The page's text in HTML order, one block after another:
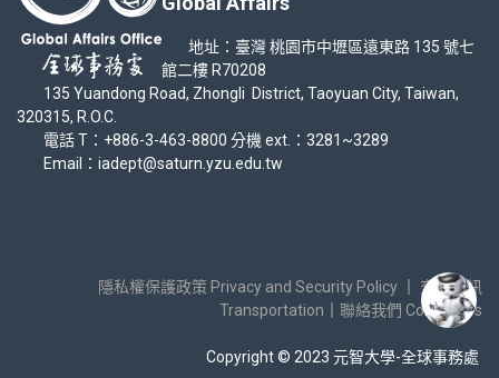
地址：臺灣 桃園市中壢區遠東路 135 號七
館二樓 R70208
135 Yuandong Road, Zhongli District, Taoyuan City, Taiwan,
320315, R.O.C.
電話 T：+886-3-463-8800 分機 ext.：3281~3289
Email：iadept@saturn.yzu.edu.tw
隱私權保護政策 Privacy and Security Policy
交通資訊
Transportation
聯絡我們 Contact Us
Copyright © 2023 元智大學-全球事務處